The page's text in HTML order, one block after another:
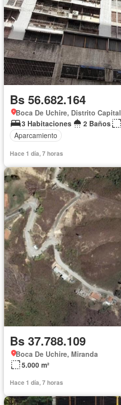
Bs 56.682.164
Boca De Uchire, Distrito Capital
3 Habitaciones
2 Baños
Aparcamiento
Hace 1 día, 7 horas
Bs 37.788.109
Boca De Uchire, Miranda
5.000 m²
Hace 1 día, 7 horas